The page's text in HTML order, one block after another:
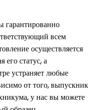
всем
осуществляется
статус, а
устраняет любые
от того, выпускник
у нас вы можете